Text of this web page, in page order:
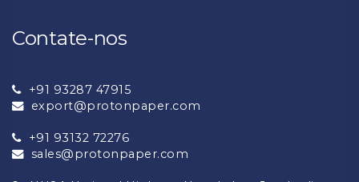
Contate-nos
+91 93287 47915
export@protonpaper.com
+91 93132 72276
sales@protonpaper.com